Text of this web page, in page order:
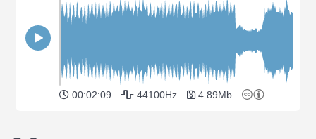
00:02:09 44100Hz 4.89Mb